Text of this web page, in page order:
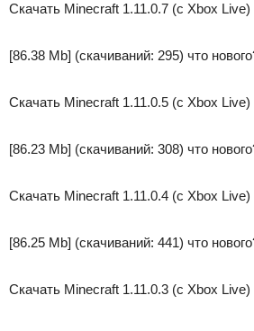
Скачать Minecraft 1.11.0.7 (с Xbox Live)
[86.38 Mb] (cкачиваний: 295) что
Скачать Minecraft 1.11.0.5 (с Xbox Live)
[86.23 Mb] (cкачиваний: 308) что
Скачать Minecraft 1.11.0.4 (с Xbox Live)
[86.25 Mb] (cкачиваний: 441) что
Скачать Minecraft 1.11.0.3 (с Xbox Live)